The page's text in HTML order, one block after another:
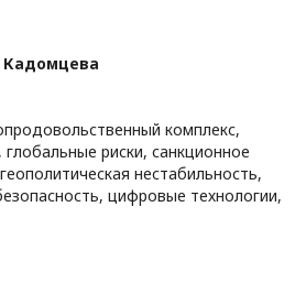
Кадомцева
комплекс,
риски, санкционное
нестабильность,
цифровые технологии,